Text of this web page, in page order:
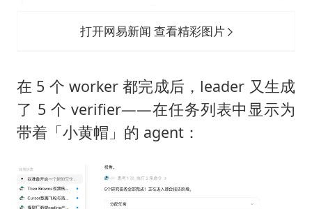
打开网易新闻 查看精彩图片
在 5 个 worker 都完成后，leader 又生成
了 5 个 verifier——在任务列表中显示为
带着「小黄帽」的 agent：